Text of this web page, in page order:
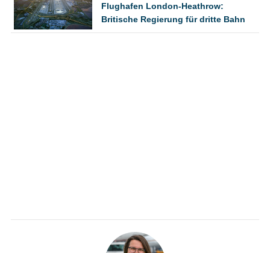
Flughafen London-Heathrow:
Britische Regierung für dritte Bahn